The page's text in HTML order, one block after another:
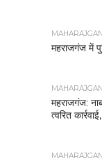
महराजगंज में
महराजगंज:
त्वरित